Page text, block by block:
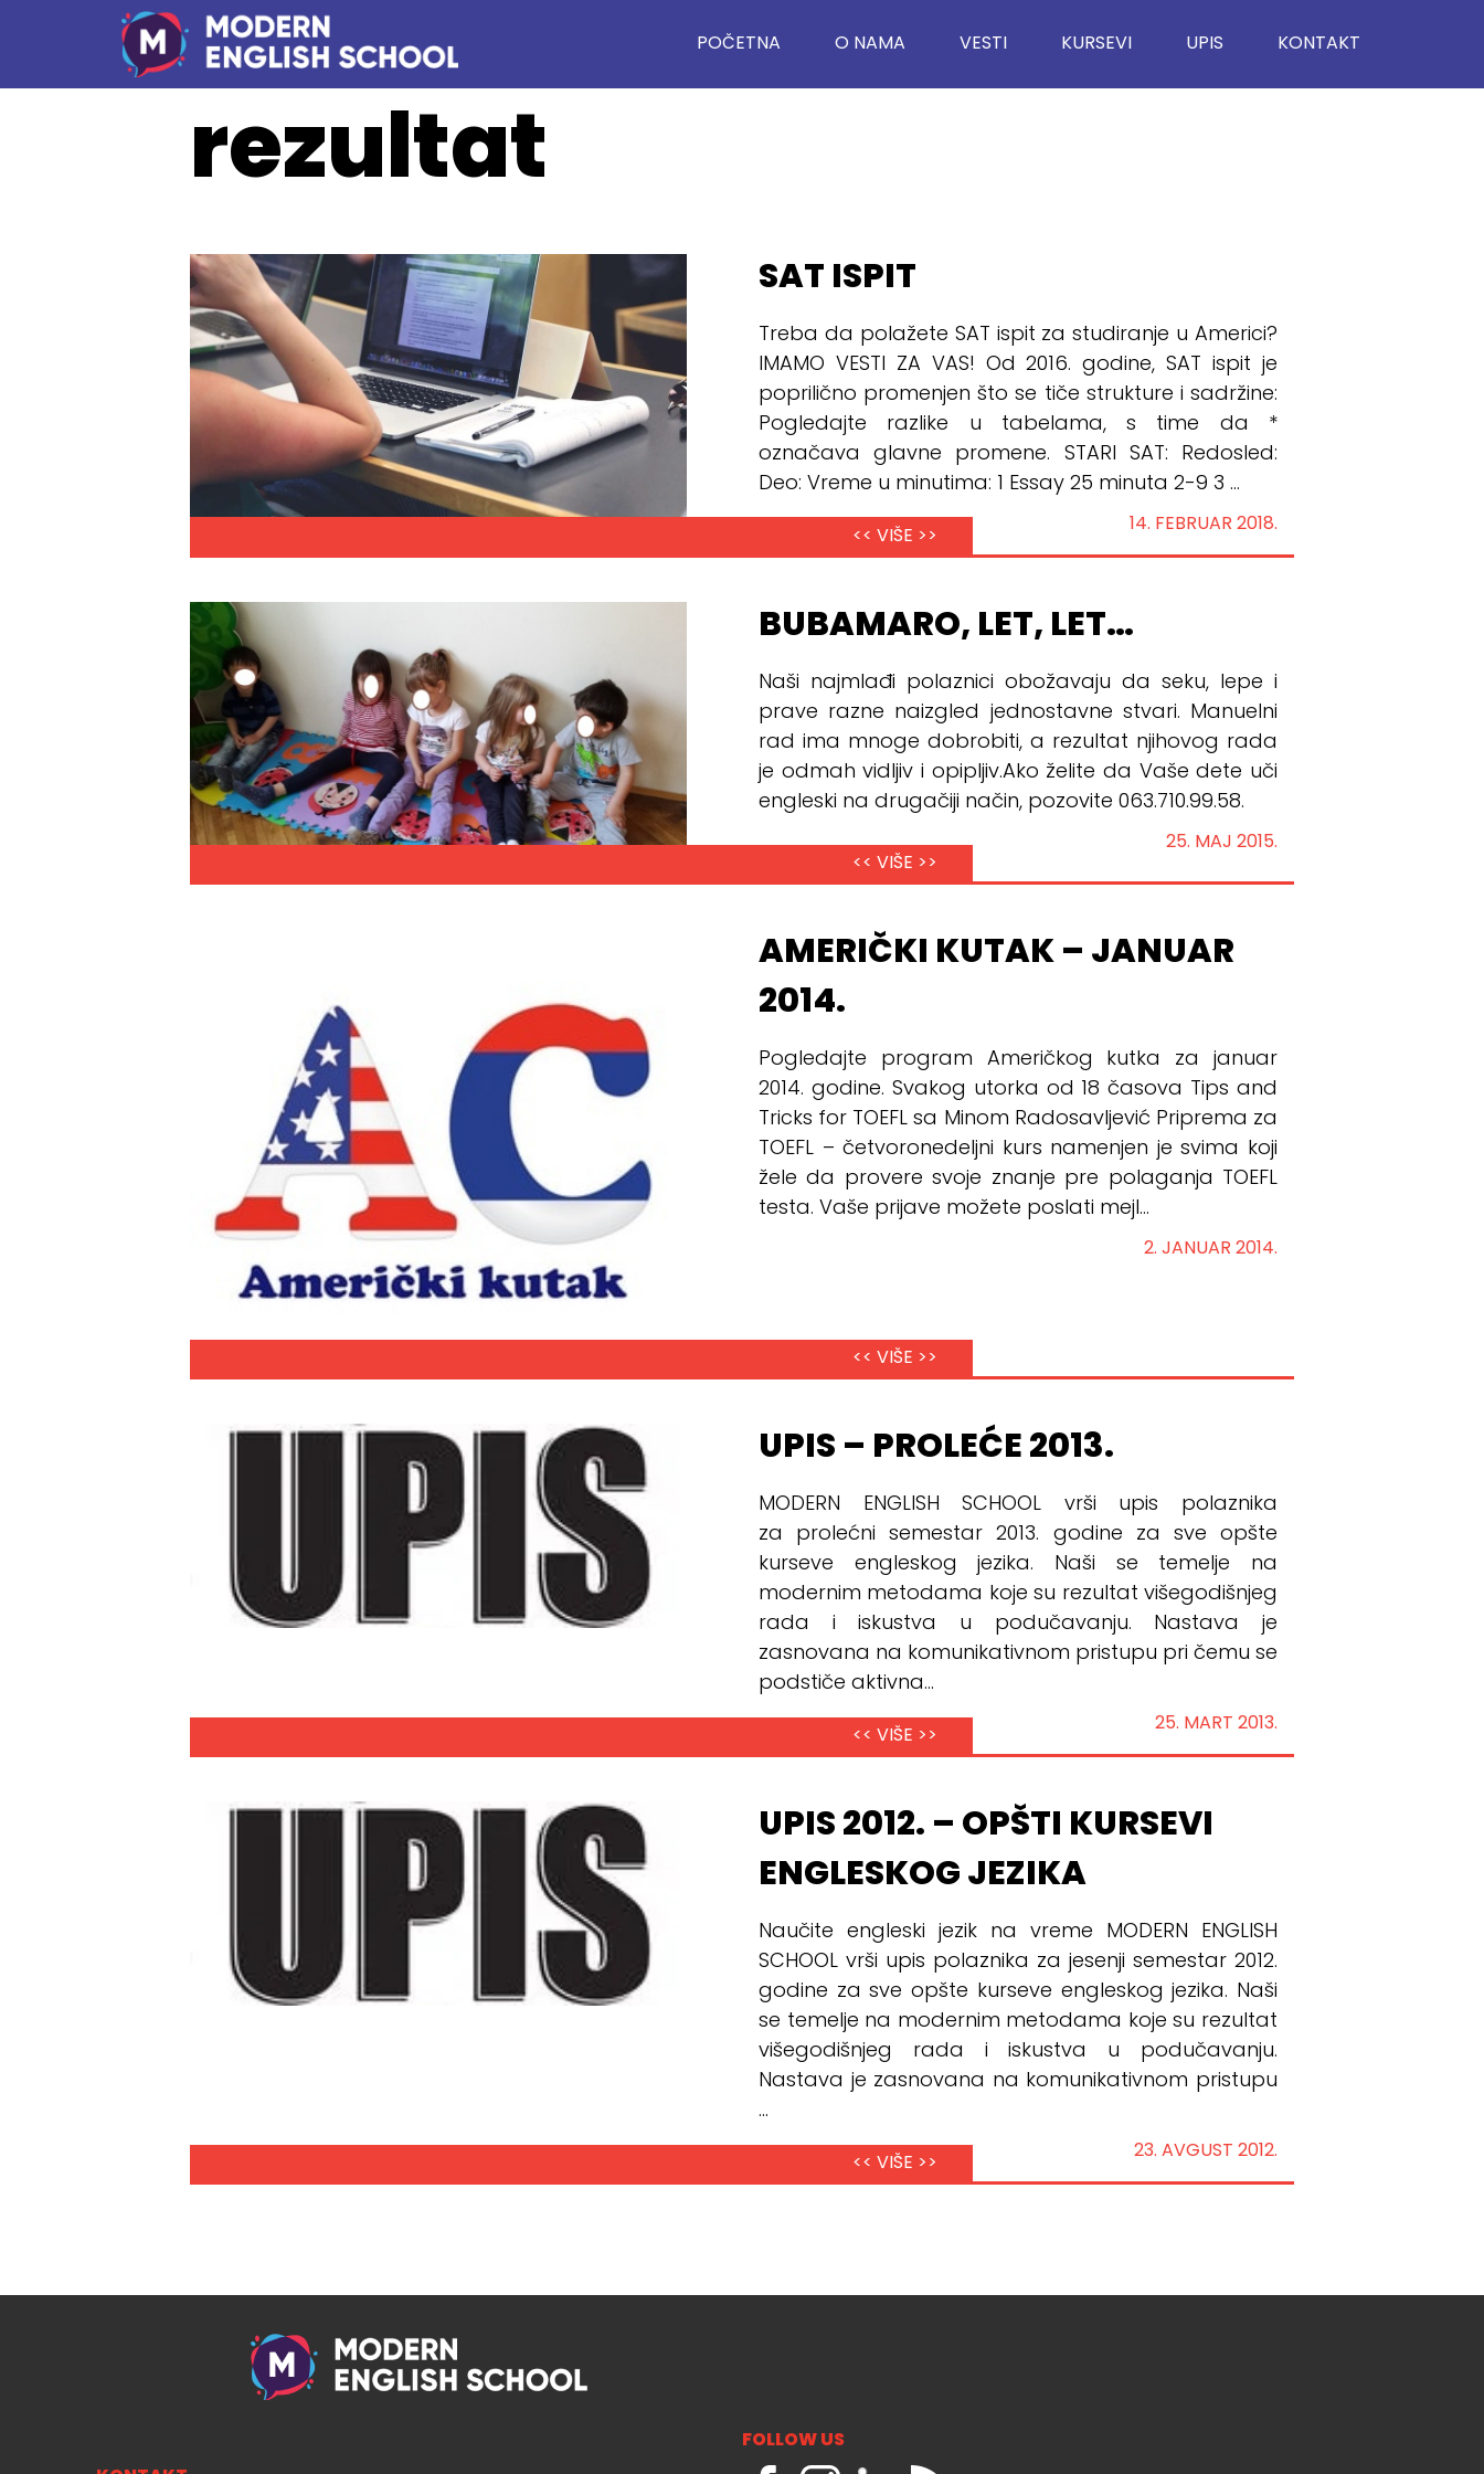
POČETNA O NAMA VESTI KURSEVI UPIS KONTAKT
rezultat
SAT ISPIT
Treba da polažete SAT ispit za studiranje u Americi?
IMAMO VESTI ZA VAS! Od 2016. godine, SAT ispit je
poprilično promenjen što se tiče strukture i sadržine:
Pogledajte razlike u tabelama, s time da *
označava glavne promene. STARI SAT: Redosled:
Deo: Vreme u minutima: 1 Essay 25 minuta 2-9 3 ...
14. FEBRUAR 2018.
<< VIŠE >>
BUBAMARO, LET, LET…
Naši najmlađi polaznici obožavaju da seku, lepe i
prave razne naizgled jednostavne stvari. Manuelni
rad ima mnoge dobrobiti, a rezultat njihovog rada
je odmah vidljiv i opipljiv.Ako želite da Vaše dete uči
engleski na drugačiji način, pozovite 063.710.99.58.
25. MAJ 2015.
<< VIŠE >>
AMERIČKI KUTAK – JANUAR
2014.
Pogledajte program Američkog kutka za januar
2014. godine. Svakog utorka od 18 časova Tips and
Tricks for TOEFL sa Minom Radosavljević Priprema za
TOEFL – četvoronedeljni kurs namenjen je svima koji
žele da provere svoje znanje pre polaganja TOEFL
testa. Vaše prijave možete poslati mejl...
2. JANUAR 2014.
<< VIŠE >>
UPIS – PROLEĆE 2013.
MODERN ENGLISH SCHOOL vrši upis polaznika
za prolećni semestar 2013. godine za sve opšte
kurseve engleskog jezika. Naši se temelje na
modernim metodama koje su rezultat višegodišnjeg
rada i iskustva u podučavanju. Nastava je
zasnovana na komunikativnom pristupu pri čemu se
podstiče aktivna...
25. MART 2013.
<< VIŠE >>
UPIS 2012. – OPŠTI KURSEVI
ENGLESKOG JEZIKA
Naučite engleski jezik na vreme MODERN ENGLISH
SCHOOL vrši upis polaznika za jesenji semestar 2012.
godine za sve opšte kurseve engleskog jezika. Naši
se temelje na modernim metodama koje su rezultat
višegodišnjeg rada i iskustva u podučavanju.
Nastava je zasnovana na komunikativnom pristupu
...
23. AVGUST 2012.
<< VIŠE >>
FOLLOW US